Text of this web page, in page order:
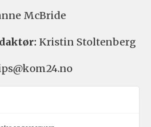
McBride
Kristin Stoltenberg